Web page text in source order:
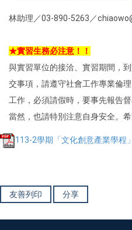
林助理／03-890-5263／
★實習生務必注意！！
與實習單位的接洽、實習期間，
交事項，請遵守社會工作專業倫
工作，必須請假時，要事先報告
當然，也請特別注意自身安全。
113-2學期「文化創意產業學程
友善列印 分享